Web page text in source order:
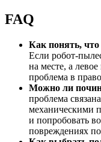
FAQ
Как понять,
Если робот-
на месте, а
проблема в
Можно ли
проблема
механическими
и попробовать
повреждениях